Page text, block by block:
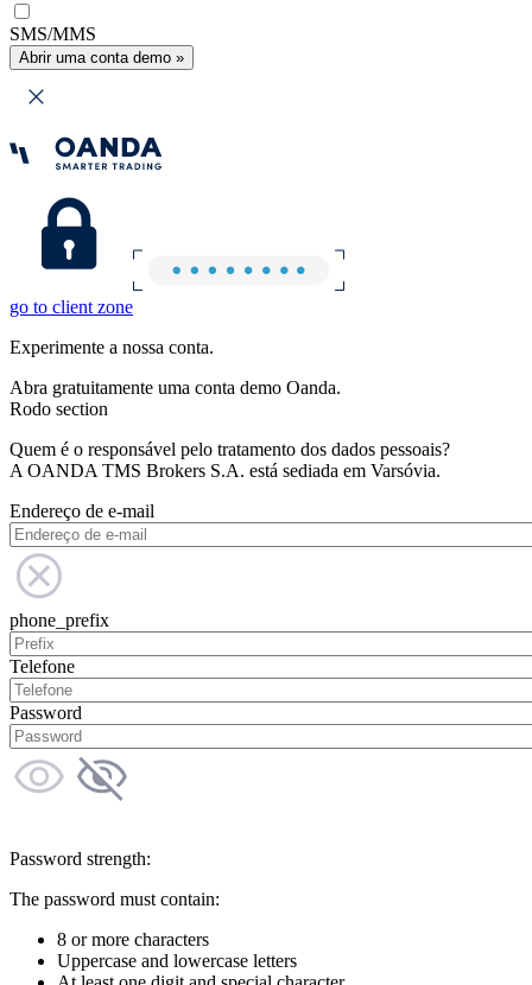
SMS/MMS
Abrir uma conta demo »
go to client zone
Experimente a nossa conta.
Abra gratuitamente uma conta demo Oanda.
Rodo section
Quem é o responsável pelo tratamento dos dados pessoais?
A OANDA TMS Brokers S.A. está sediada em Varsóvia.
Endereço de e-mail
phone_prefix
Telefone
Password
Password strength:
The password must contain:
8 or more characters
Uppercase and lowercase letters